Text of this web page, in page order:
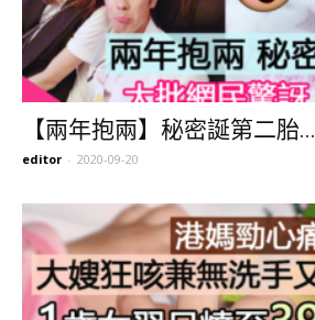
【兩年抱兩】秘密誕第二胎...
editor - 2020-09-20